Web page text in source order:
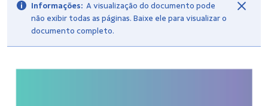
Informações: A visualização do documento pode
não exibir todas as páginas. Baixe ele para visualizar o
documento completo.